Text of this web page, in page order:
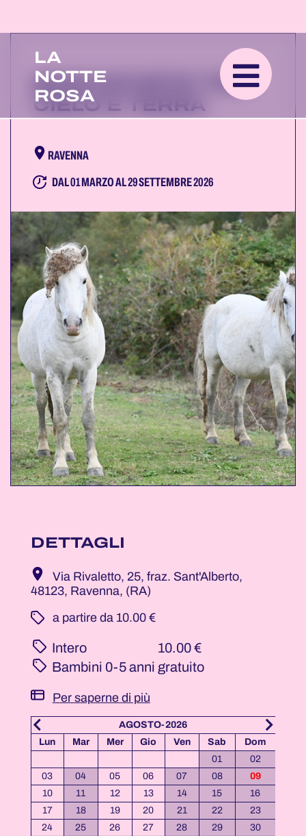
LA
NOTTE
ROSA
BOSCOFORTE TRA
CIELO E TERRA
RAVENNA
DAL 01 MARZO AL 29 SETTEMBRE 2026
DETTAGLI
Via Rivaletto, 25, fraz. Sant'Alberto,
48123, Ravenna, (RA)
­ a partire da 10.00 €
Intero
10.00 €
Bambini 0-5 anni gratuito
Per saperne di più
AGOSTO-2026
Lun
Mar Mer Gio Ven Sab
Dom
01
02
03
04 05 06 07 08
09
10
11 12 13 14 15
16
17
18 19 20 21 22
23
24
25 26 27 28 29
30